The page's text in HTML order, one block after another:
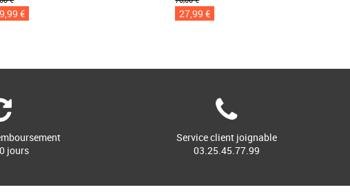
€ 27,99 €
jours
Service client joignable
03.25.45.77.99